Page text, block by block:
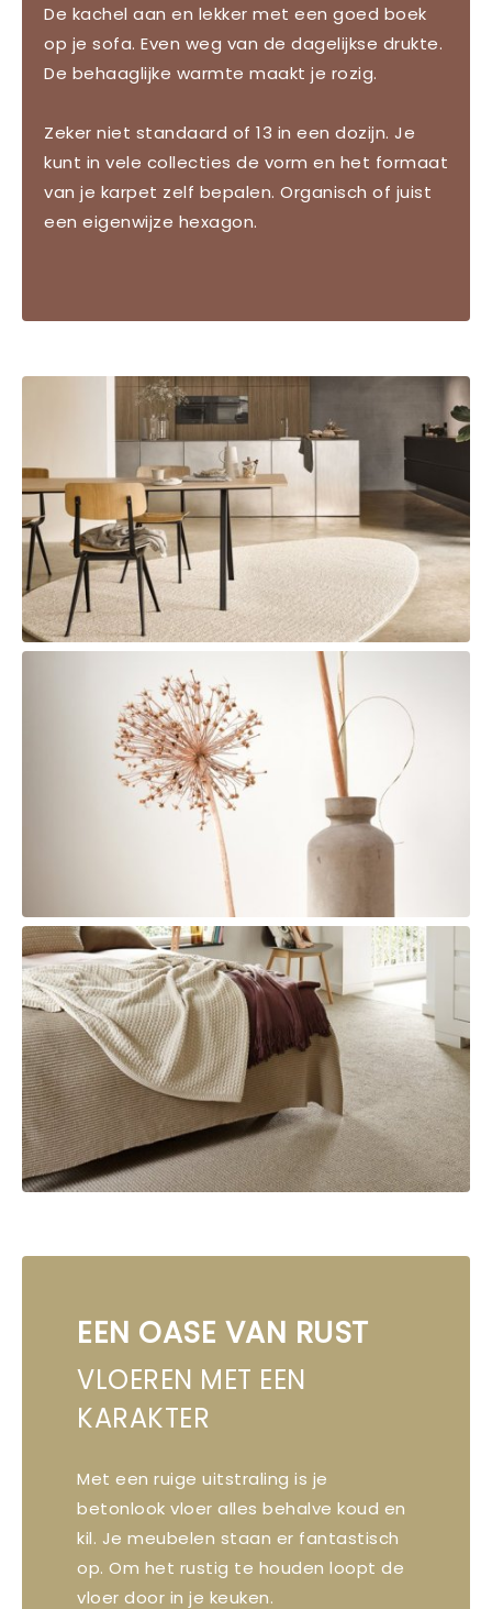
De kachel aan en lekker met een goed boek
op je sofa. Even weg van de dagelijkse drukte.
De behaaglijke warmte maakt je rozig.
Zeker niet standaard of 13 in een dozijn. Je
kunt in vele collecties de vorm en het formaat
van je karpet zelf bepalen. Organisch of juist
een eigenwijze hexagon.
EEN OASE VAN RUST
VLOEREN MET EEN
KARAKTER
Met een ruige uitstraling is je
betonlook vloer alles behalve koud en
kil. Je meubelen staan er fantastisch
op. Om het rustig te houden loopt de
vloer door in je keuken.